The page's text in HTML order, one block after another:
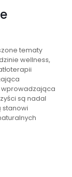
tematy
wellness,
są nadal
stanowi